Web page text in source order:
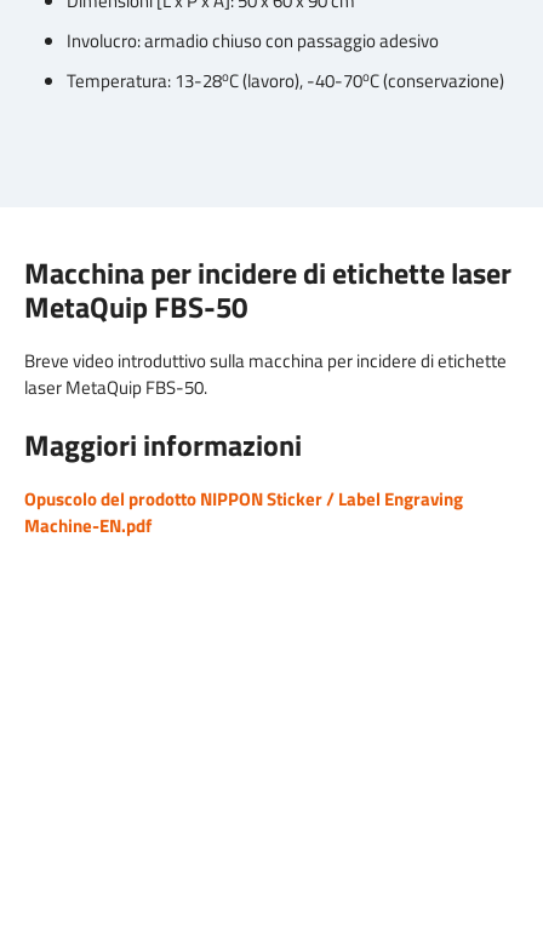
Involucro: armadio chiuso con passaggio adesivo
Temperatura: 13-28oC (lavoro), -40-70oC (conservazione)
Macchina per incidere di etichette laser
MetaQuip FBS-50
Breve video introduttivo sulla macchina per incidere di etichette
laser MetaQuip FBS-50.
Maggiori informazioni
Opuscolo del prodotto NIPPON Sticker / Label Engraving
Machine-EN.pdf